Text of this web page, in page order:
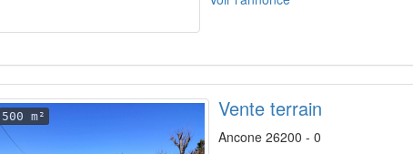
500 m² Vente terrain
Ancone 26200 - 0